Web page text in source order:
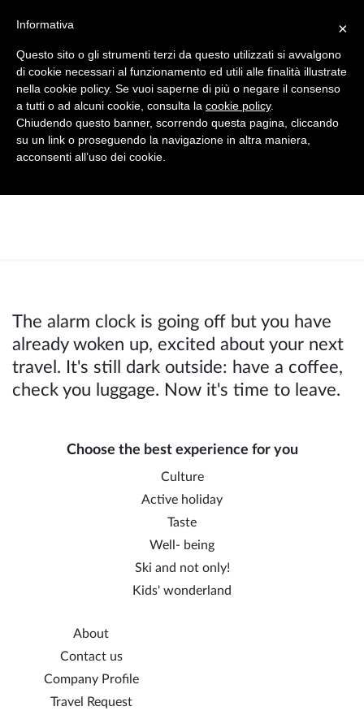
your cart
The alarm clock is going off but you have
already woken up, excited about your next
travel. It's still dark outside: have a coffee,
check you luggage. Now it's time to leave.
Choose the best experience for you
Culture
Active holiday
Taste
Well- being
Ski and not only!
Kids' wonderland
About
Contact us
Company Profile
Travel Request
×
Informativa
Questo sito o gli strumenti terzi da questo utilizzati si avvalgono
di cookie necessari al funzionamento ed utili alle finalità illustrate
nella cookie policy. Se vuoi saperne di più o negare il consenso
a tutti o ad alcuni cookie, consulta la cookie policy.
Chiudendo questo banner, scorrendo questa pagina, cliccando
su un link o proseguendo la navigazione in altra maniera,
acconsenti all’uso dei cookie.